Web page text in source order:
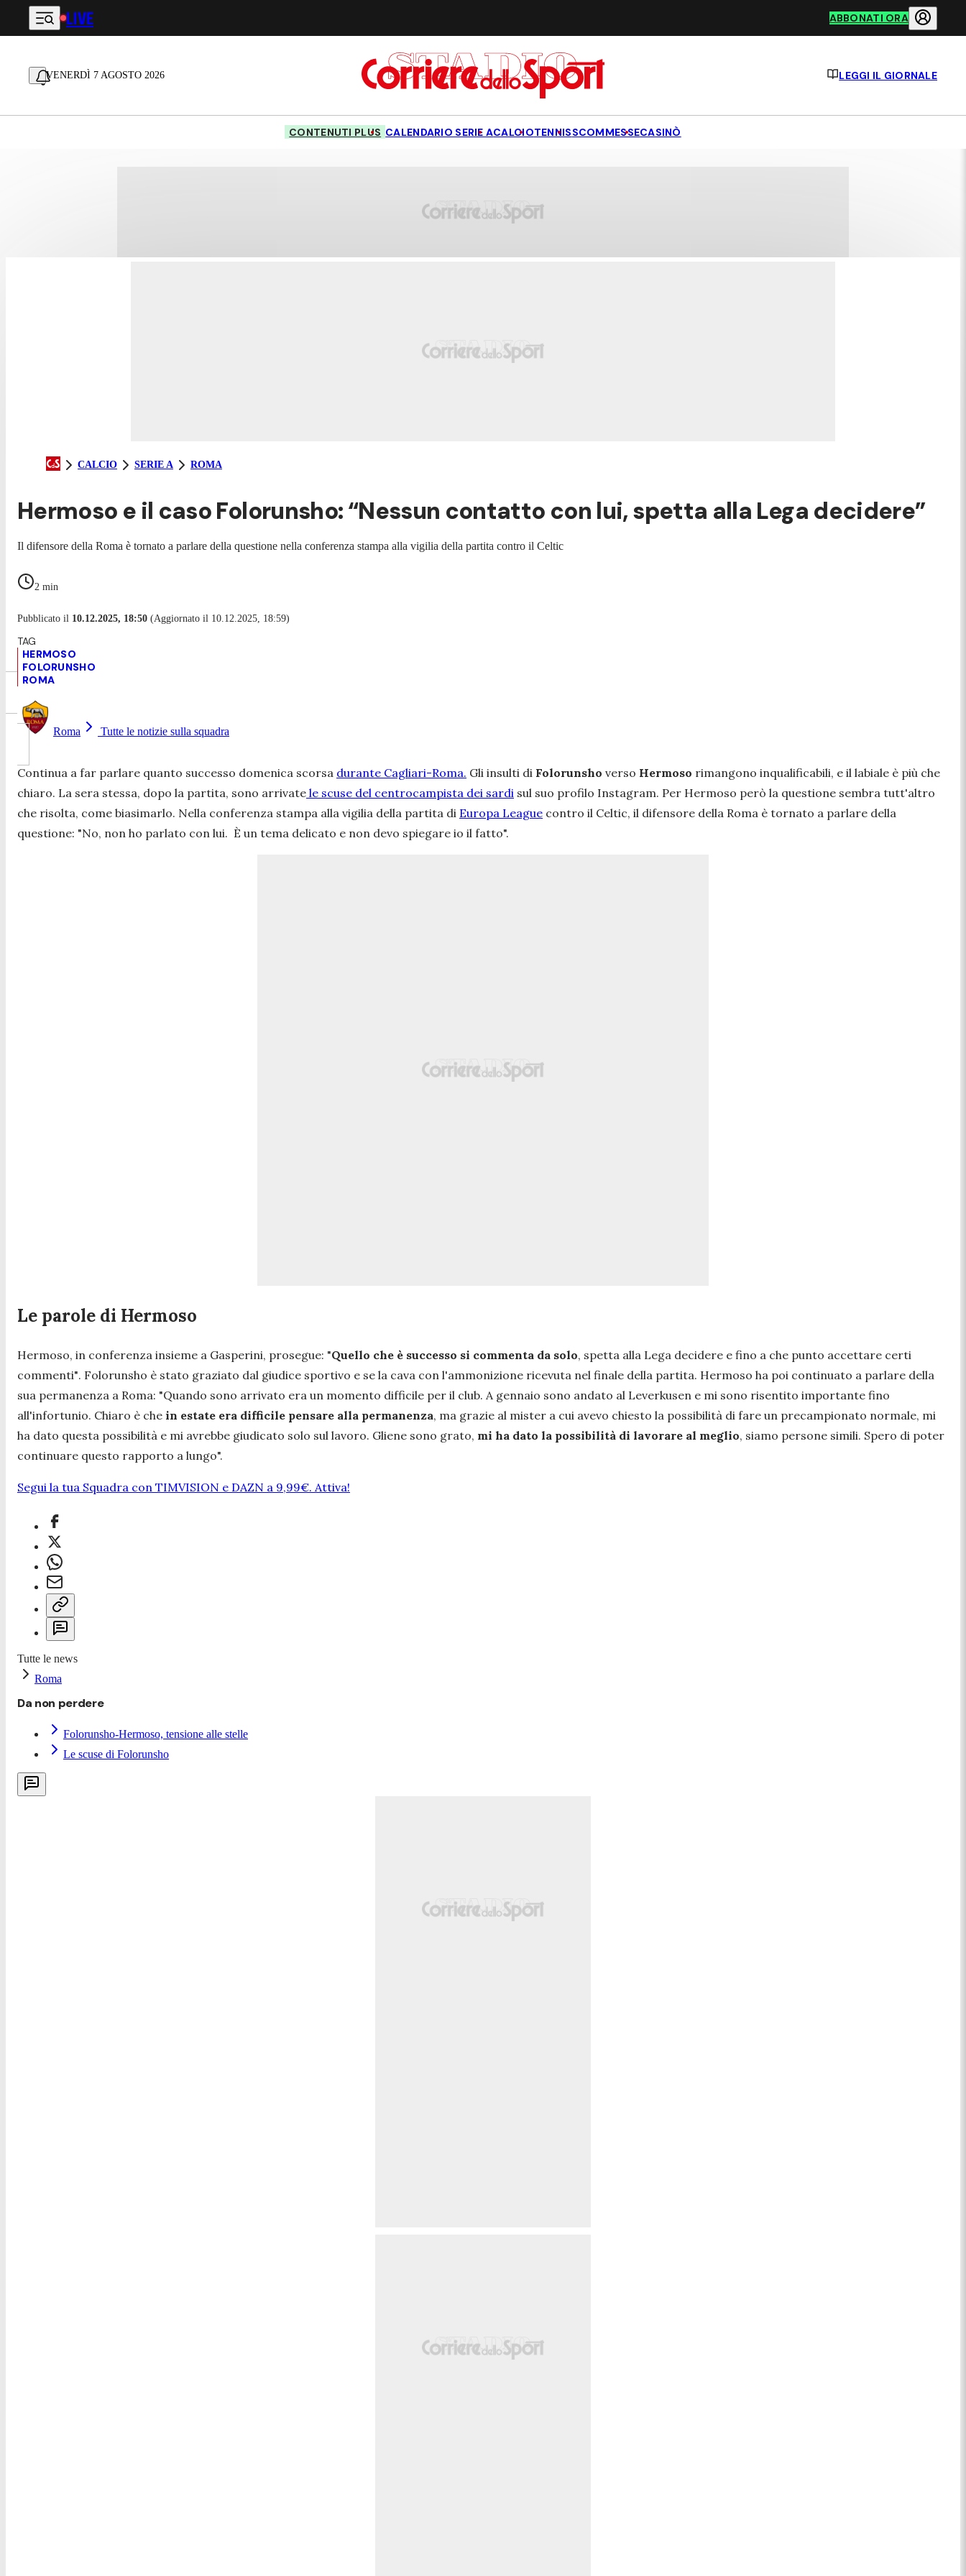
Vai al contenuto principale
LIVE ABBONATI ORA
VENERDÌ 7 AGOSTO 2026 LEGGI IL GIORNALE
CONTENUTI PLUS CALENDARIO SERIE ACALCIOTENNISSCOMMESSECASINÒ
CALCIO SERIE A ROMA
Hermoso e il caso Folorunsho: “Nessun contatto con lui, spetta alla Lega decidere”
Il difensore della Roma è tornato a parlare della questione nella conferenza stampa alla vigilia della partita contro il Celtic
2 min
Pubblicato il 10.12.2025, 18:50 (Aggiornato il 10.12.2025, 18:59)
HERMOSO
FOLORUNSHO
ROMA
Roma Tutte le notizie sulla squadra
Continua a far parlare quanto successo domenica scorsa durante Cagliari-Roma. Gli insulti di Folorunsho verso Hermoso rimangono inqualificabili, e il labiale è più che
chiaro. La sera stessa, dopo la partita, sono arrivate le scuse del centrocampista dei sardi sul suo profilo Instagram. Per Hermoso però la questione sembra tutt'altro
che risolta, come biasimarlo. Nella conferenza stampa alla vigilia della partita di Europa League contro il Celtic, il difensore della Roma è tornato a parlare della
questione: "No, non ho parlato con lui. È un tema delicato e non devo spiegare io il fatto".
Le parole di Hermoso
Hermoso, in conferenza insieme a Gasperini, prosegue: "Quello che è successo si commenta da solo, spetta alla Lega decidere e fino a che punto accettare certi
commenti". Folorunsho è stato graziato dal giudice sportivo e se la cava con l'ammonizione ricevuta nel finale della partita. Hermoso ha poi continuato a parlare della
sua permanenza a Roma: "Quando sono arrivato era un momento difficile per il club. A gennaio sono andato al Leverkusen e mi sono risentito importante fino
all'infortunio. Chiaro è che in estate era difficile pensare alla permanenza, ma grazie al mister a cui avevo chiesto la possibilità di fare un precampionato normale, mi
ha dato questa possibilità e mi avrebbe giudicato solo sul lavoro. Gliene sono grato, mi ha dato la possibilità di lavorare al meglio, siamo persone simili. Spero di poter
continuare questo rapporto a lungo".
Segui la tua Squadra con TIMVISION e DAZN a 9,99€. Attiva!
Tutte le news
Roma
Da non perdere
Folorunsho-Hermoso, tensione alle stelle
Le scuse di Folorunsho